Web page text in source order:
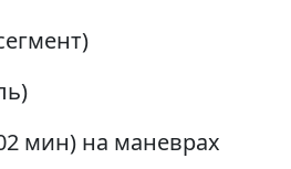
мин) на маневрах